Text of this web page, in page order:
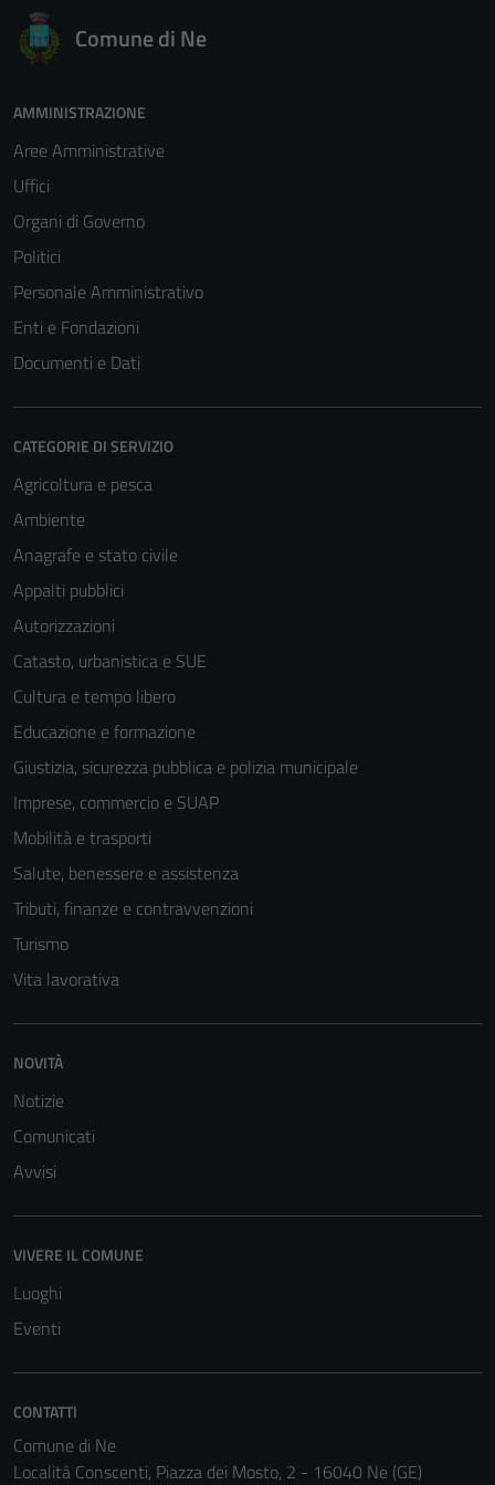
Comune di Ne
AMMINISTRAZIONE
Aree Amministrative
Uffici
Organi di Governo
Politici
Personale Amministrativo
Enti e Fondazioni
Documenti e Dati
CATEGORIE DI SERVIZIO
Agricoltura e pesca
Ambiente
Anagrafe e stato civile
Appalti pubblici
Autorizzazioni
Catasto, urbanistica e SUE
Cultura e tempo libero
Educazione e formazione
Giustizia, sicurezza pubblica e polizia municipale
Imprese, commercio e SUAP
Mobilità e trasporti
Salute, benessere e assistenza
Tributi, finanze e contravvenzioni
Turismo
Vita lavorativa
NOVITÀ
Notizie
Comunicati
Avvisi
VIVERE IL COMUNE
Luoghi
Eventi
CONTATTI
Comune di Ne
Località Conscenti, Piazza dei Mosto, 2 - 16040 Ne (GE)
per il